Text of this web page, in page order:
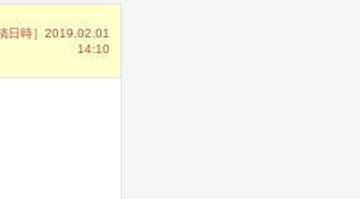
日時］2019.02.01
14:10